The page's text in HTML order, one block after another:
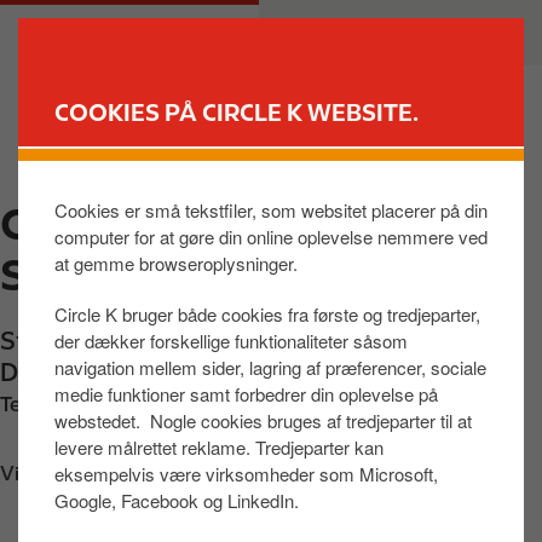
COOKIES PÅ CIRCLE K WEBSITE.
Cookies er små tekstfiler, som websitet placerer på din
computer for at gøre din online oplevelse nemmere ved
at gemme browseroplysninger.
Circle K bruger både cookies fra første og tredjeparter,
der dækker forskellige funktionaliteter såsom
navigation mellem sider, lagring af præferencer, sociale
medie funktioner samt forbedrer din oplevelse på
webstedet. Nogle cookies bruges af tredjeparter til at
levere målrettet reklame. Tredjeparter kan
eksempelvis være virksomheder som Microsoft,
Google, Facebook og LinkedIn.
v
e
d
n
d
h
d
M
a
CIRCLE K
STRANDBOULEVARDEN
Strandboulevarden 91,København Ø
DK
Telefon: +4535420222
Vis vej